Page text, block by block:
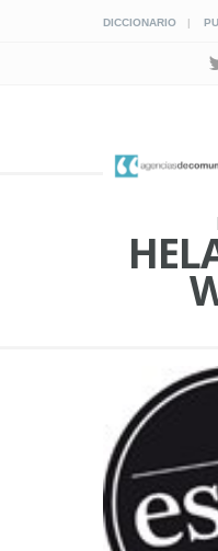
DICCIONARIO